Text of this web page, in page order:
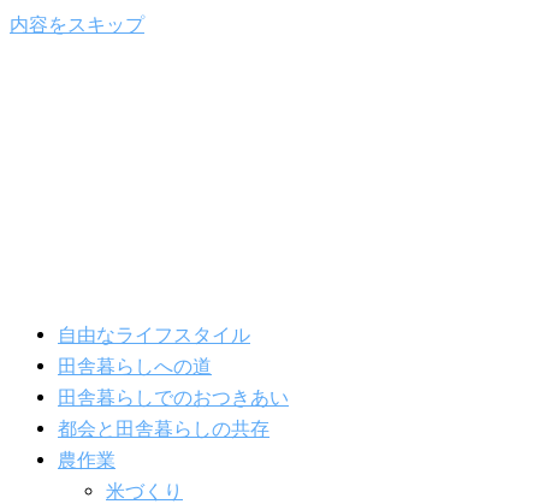
内容をスキップ
自由なライフスタイル
田舎暮らしへの道
田舎暮らしでのおつきあい
都会と田舎暮らしの共存
農作業
米づくり